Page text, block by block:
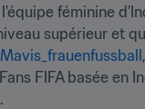
féminine
supérieur et
Mavis_frauenfussball
FIFA basée en